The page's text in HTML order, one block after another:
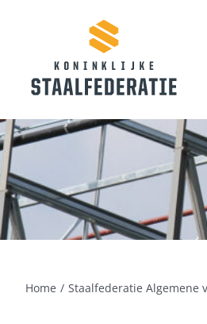
Home Staalfederatie Algemene